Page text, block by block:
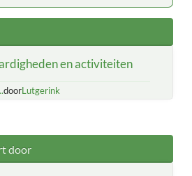
en activiteiten
doorLutgerink
door